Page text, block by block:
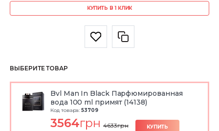
КУПИТЬ В 1 КЛИК
ВЫБЕРИТЕ ТОВАР
Bvl Man In Black Парфюмированная
вода 100 ml примят (14138)
Код товара: 53709
3564грн 4633грн КУПИТЬ